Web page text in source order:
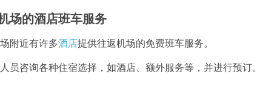
场的酒店班车服务
附近有许多酒店提供往返机场的免费班车服务。
员咨询各种住宿选择，如酒店、额外服务等，并进行预订。